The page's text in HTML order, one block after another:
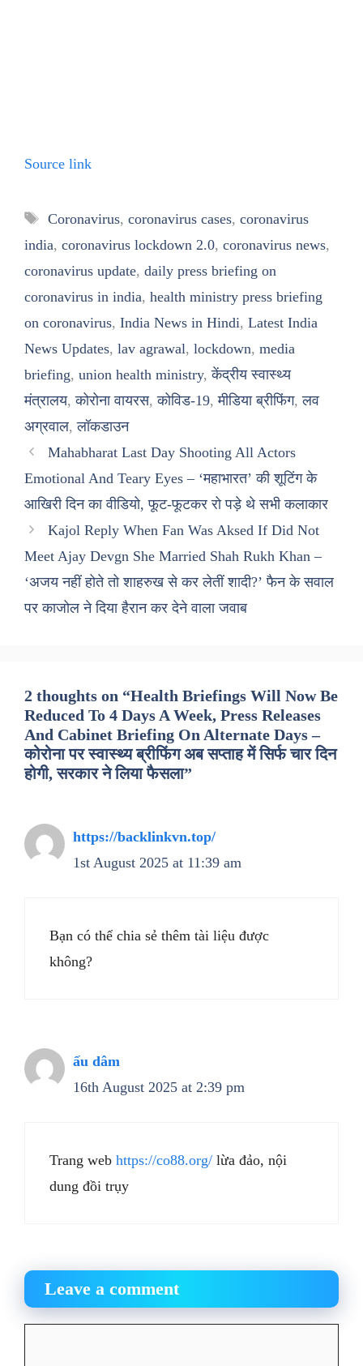
Source link
Tags
Coronavirus, coronavirus cases, coronavirus
india, coronavirus lockdown 2.0, coronavirus news,
coronavirus update, daily press briefing on
coronavirus in india, health ministry press briefing
on coronavirus, India News in Hindi, Latest India
News Updates, lav agrawal, lockdown, media
briefing, union health ministry,केंद्रीय स्वास्थ्य
मंत्रालय,कोरोना वायरस,कोविड-19,मीडिया ब्रीफिंग,लव
अग्रवाल,लॉकडाउन
Mahabharat Last Day Shooting All Actors
Emotional And Teary Eyes – ‘महाभारत’ की शूटिंग के
आखिरी दिन का वीडियो, फूट-फूटकर रो पड़े थे सभी कलाकार
Kajol Reply When Fan Was Aksed If Did Not
Meet Ajay Devgn She Married Shah Rukh Khan –
‘अजय नहीं होते तो शाहरुख से कर लेतीं शादी?’ फैन के सवाल
पर काजोल ने दिया हैरान कर देने वाला जवाब
2 thoughts on “Health Briefings Will Now Be
Reduced To 4 Days A Week, Press Releases
And Cabinet Briefing On Alternate Days –
कोरोना पर स्वास्थ्य ब्रीफिंग अब सप्ताह में सिर्फ चार दिन
होगी, सरकार ने लिया फैसला”
https://backlinkvn.top/
1st August 2025 at 11:39 am
Bạn có thể chia sẻ thêm tài liệu được
không?
ấu dâm
16th August 2025 at 2:39 pm
Trang web https://co88.org/ lừa đảo, nội
dung đồi trụy
Leave a comment